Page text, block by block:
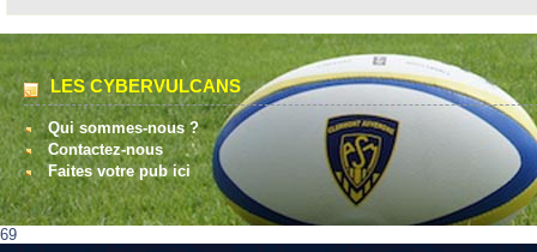
LES CYBERVULCANS
Qui sommes-nous ?
Contactez-nous
Faites votre pub ici
69